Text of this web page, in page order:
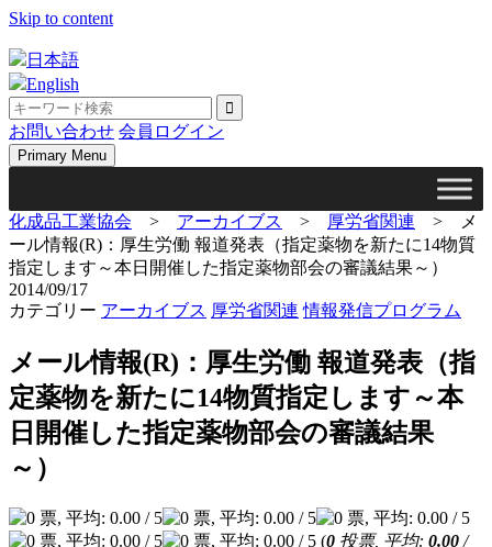
Skip to content
日本語
English
お問い合わせ 会員ログイン
Primary Menu
化成品工業協会 > アーカイブス > 厚労省関連 >
メ
ール情報(R)：厚生労働 報道発表（指定薬物を新たに14物質
指定します～本日開催した指定薬物部会の審議結果～）
2014/09/17
カテゴリー アーカイブス 厚労省関連 情報発信プログラム
メール情報(R)：厚生労働 報道発表（指
定薬物を新たに14物質指定します～本
日開催した指定薬物部会の審議結果
～）
(0 投票, 平均: 0.00 /